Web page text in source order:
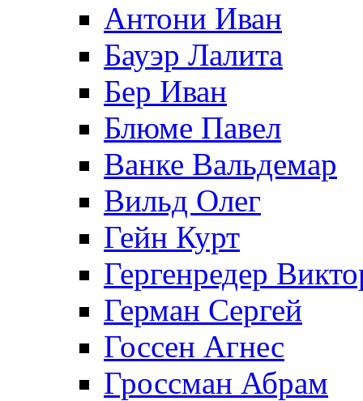
Антони Иван
Бауэр Лалита
Бер Иван
Блюме Павел
Ванке Вальдемар
Вильд Олег
Гейн Курт
Гергенредер
Герман Сергей
Госсен Агнес
Гроссман Абрам